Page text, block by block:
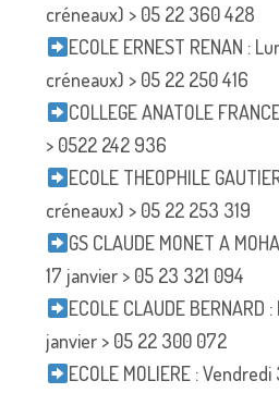
créneaux) > 05 22 360 428
ECOLE ERNEST RENAN :
créneaux) > 05 22 250 416
COLLEGE ANATOLE
> 0522 242 936
ECOLE THEOPHILE
créneaux) > 05 22 253 319
GS CLAUDE MONET A
17 janvier > 05 23 321 094
ECOLE CLAUDE
janvier > 05 22 300 072
ECOLE MOLIERE :